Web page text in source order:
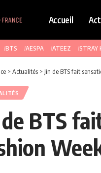
Accueil
BTS AESPA ATEEZ STRAY
> Actualités > Jin de BTS fait
de BTS